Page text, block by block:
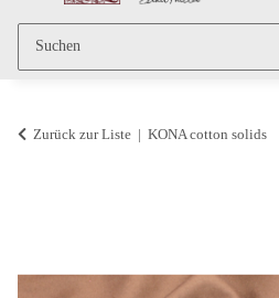
Zurück zur Liste KONA cotton solids